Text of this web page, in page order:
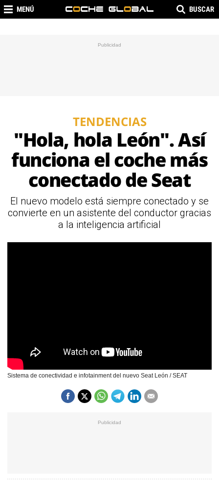
MENÚ BUSCAR
TENDENCIAS
"Hola, hola León". Así
funciona el coche más
conectado de Seat
El nuevo modelo está siempre conectado y se
convierte en un asistente del conductor gracias
a la inteligencia artificial
Sistema de conectividad e infotainment del nuevo Seat León / SEAT